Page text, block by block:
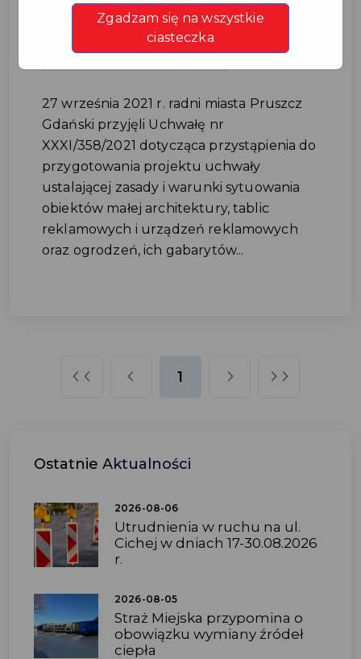
Krajobrazowa
27 września 2021 r. radni miasta Pruszcz
Gdański przyjęli Uchwałę nr
XXXI/358/2021 dotycząca przystąpienia do
przygotowania projektu uchwały
ustalającej zasady i warunki sytuowania
obiektów małej architektury, tablic
reklamowych i urządzeń reklamowych
oraz ogrodzeń, ich gabarytów...
1
Ostatnie Aktualności
2026-08-06
Utrudnienia w ruchu na ul.
Cichej w dniach 17-30.08.2026
r.
2026-08-05
Straż Miejska przypomina o
obowiązku wymiany źródeł
ciepła
Zgadzam się na wszystkie
ciasteczka